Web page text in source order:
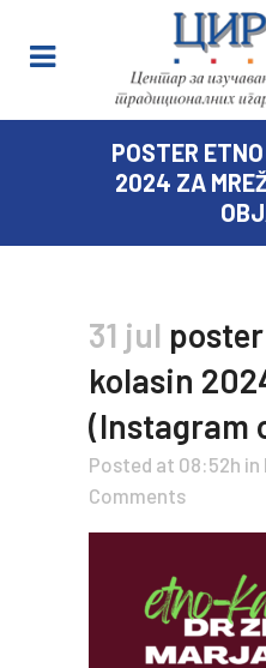
POSTER
2024 ZA
31 jul
kolasin
(Instagram
Posted at 08:52h in
Comments